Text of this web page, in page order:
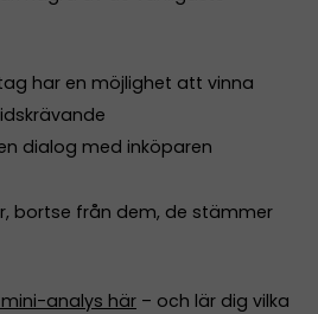
har en möjlighet att vinna
dialog med inköparen
bortse från dem, de stämmer
analys här – och lär dig vilka